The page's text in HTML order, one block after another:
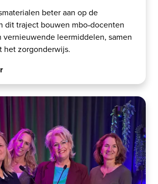
beter aan op de
dit traject bouwen mbo‑docenten
vernieuwende leermiddelen, samen
het zorgonderwijs.